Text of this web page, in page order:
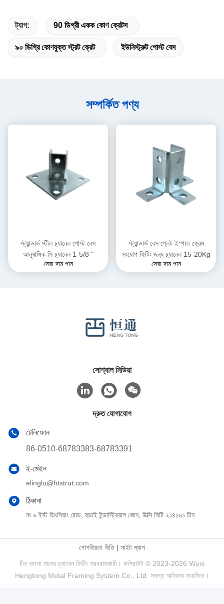
ট্যাগ: 90 ডিগ্রী একক কোণ ক্রেটস
৯০ ডিগ্রি কোণযুক্ত স্ট্রট ক্রেট ইউনিস্ট্রুট পোস্ট বেস
সম্পর্কিত পণ্য
স্ট্যান্ডার্ড স্টীল চ্যানেল পোস্ট বেস
আনুষাঙ্গিক সি চ্যানেল 1-5/8 "
সেরা দাম পান
স্ট্যান্ডার্ড বেস প্লেট ইস্পাত ফ্রেম
সংযোগ ফিটিং জন্য চ্যানেল 15-20Kg
সেরা দাম পান
সোশ্যাল মিডিয়া
দ্রুত যোগাযোগ
টেলিফোন
86-0510-68783383-68783391
ই-মেইল
elinglu@htstrut.com
ঠিকানা
নং ৬ ইস্ট ডিংসিয়াং রোড, হুডাই ইন্ডাস্ট্রিয়াল জোন, উক্সি সিটি ২১৪১৬১ চীন
গোপনীয়তা নীতি| সাইট ম্যাপ
চীন ভালো মানের চ্যানেল ফিটিং সরবরাহকারী। কপিরাইট © 2023-2026 Wuxi
Hengtong Metal Framing System Co., Ltd. সমস্ত অধিকার সংরক্ষিত।